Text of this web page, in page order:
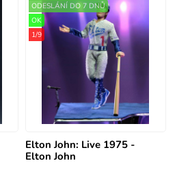
Elton John: Live 1975 -
Elton John
ODESLÁNÍ DO 7 DNŮ
OK
1/9